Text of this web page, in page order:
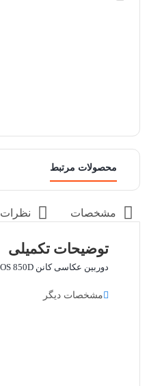
محصولات مرتبط
مشخصات نظرات
توضیحات تکمیلی
دوربین عکاسی کانن Canon EOS 850D
مشخصات دیگر